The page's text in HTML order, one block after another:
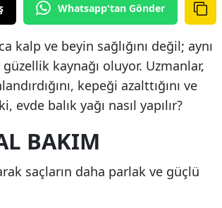
Whatsapp'tan Gönder
kalp ve beyin sağlığını değil; aynı
kaynağı oluyor. Uzmanlar,
kepeği azalttığını ve
balık yağı nasıl yapılır?
BAKIM
saçların daha parlak ve güçlü